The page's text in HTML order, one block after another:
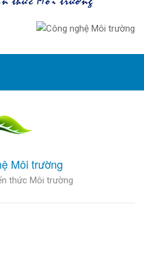
Môi trường
thức Môi trường